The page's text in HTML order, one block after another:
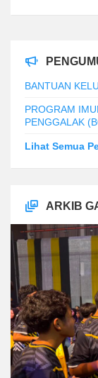
BANTUAN
PROGRAM
PENGGALAK
Lihat Semua
ARKIB